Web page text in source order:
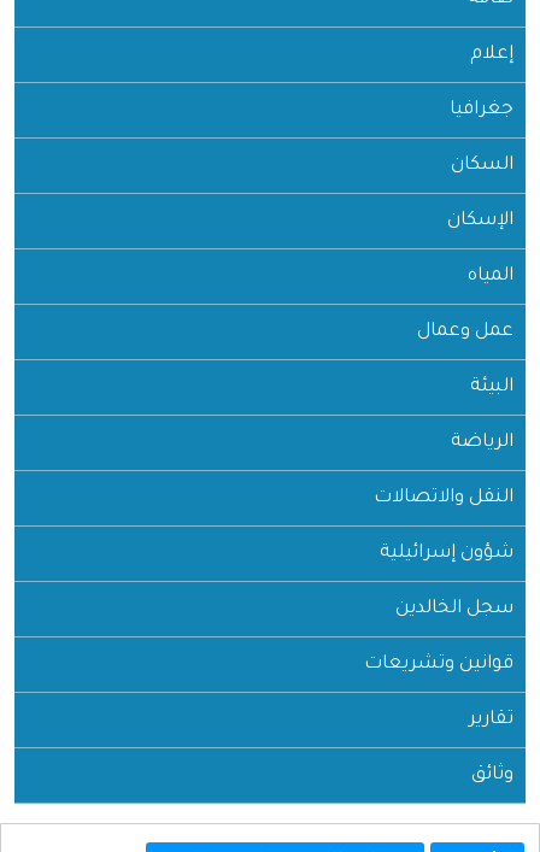
إعلام
جغرافيا
السكان
الإسكان
المياه
عمل وعمال
البيئة
الرياضة
النقل والاتصالات
شؤون إسرائيلية
سجل الخالدين
قوانين وتشريعات
تقارير
وثائق